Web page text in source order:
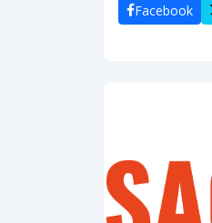
Facebook